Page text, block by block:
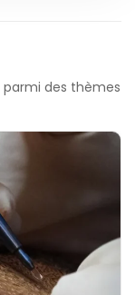
des thèmes